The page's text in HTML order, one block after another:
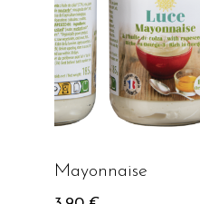
Mayonnaise